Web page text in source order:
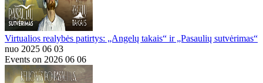
Virtualios realybės patirtys: „Angelų takais“ ir „Pasaulių sutvėrimas“
nuo 2025 06 03
Events on 2026 06 06